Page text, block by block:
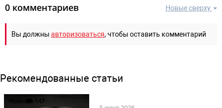
Новые сверху
0 комментариев
Вы должны авторизоваться, чтобы оставить комментарий
Рекомендованные статьи
Новости 147